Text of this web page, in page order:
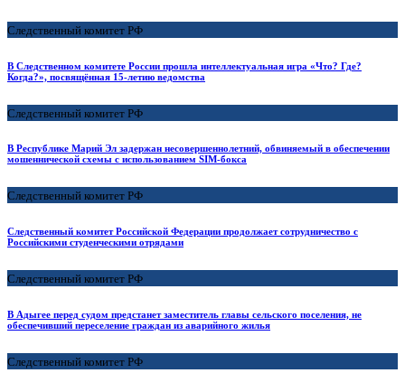
Следственный комитет РФ
В Следственном комитете России прошла интеллектуальная игра «Что? Где?
Когда?», посвящённая 15-летию ведомства
Следственный комитет РФ
В Республике Марий Эл задержан несовершеннолетний, обвиняемый в обеспечении
мошеннической схемы с использованием SIM-бокса
Следственный комитет РФ
Следственный комитет Российской Федерации продолжает сотрудничество с
Российскими студенческими отрядами
Следственный комитет РФ
В Адыгее перед судом предстанет заместитель главы сельского поселения, не
обеспечивший переселение граждан из аварийного жилья
Следственный комитет РФ